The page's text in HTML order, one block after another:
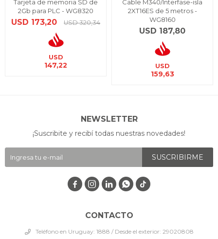
Tarjeta de memoria SD de
2Gb para PLC - WG8320
USD 173,20 USD 320,34
USD
147,22
Cable M340/Interfase-isla
2XT16ES de 5 metros -
WG8160
USD 187,80
USD
159,63
CONTACTO
Teléfono en Uruguay: 1888 / Desde el exterior: 29020808
NEWSLETTER
¡Suscribite y recibí todas nuestras novedades!
SUSCRIBIRME
   